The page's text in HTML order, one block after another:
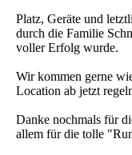
Platz, Geräte und
durch die Familie
voller Erfolg wurde.
Wir kommen gerne
Location ab jetzt
Danke nochmals für
allem für die tolle